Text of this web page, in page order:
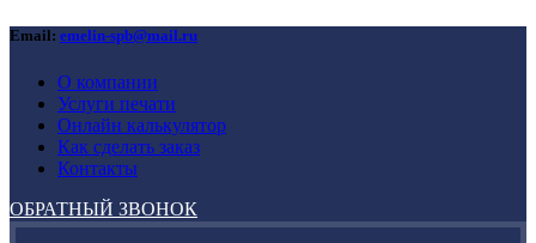
Email: emelin-spb@mail.ru
О компании
Услуги печати
Онлайн калькулятор
Как сделать заказ
Контакты
ОБРАТНЫЙ ЗВОНОК